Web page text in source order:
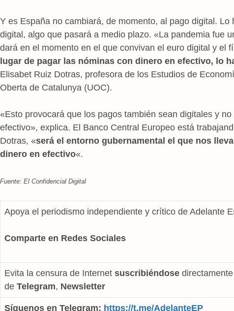
Y es España no cambiará, de momento, al pago digital. Lo
digital, algo que pasará a medio plazo. «La pandemia fue
dará en el momento en el que convivan el euro digital y el
lugar de pagar las nóminas con dinero en efectivo, lo
Elisabet Ruiz Dotras, profesora de los Estudios de
Oberta de Catalunya (UOC).
«Esto provocará que los pagos también sean digitales y
efectivo», explica. El Banco Central Europeo está
Dotras, «será el entorno gubernamental el que nos
dinero en efectivo«.
Fuente: El Confidencial Digital
Apoya el periodismo independiente y crítico de Adelante
Comparte en Redes Sociales
Evita la censura de Internet suscribiéndose
de Telegram, Newsletter
Síguenos en Telegram: https://t.me/AdelanteEP